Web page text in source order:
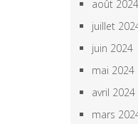
août 2024
juillet
juin 2024
mai 2024
avril 2024
mars